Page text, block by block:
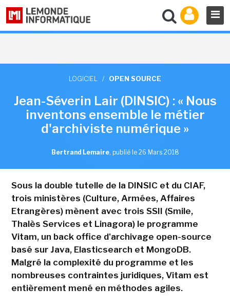
LOGICIEL / OPEN SOURCE
Jean-Séverin Lair (DINSIC) : « Nous
inventons ensemble le métier
d'archiviste numérique »
Bertrand Lemaire, publié le 26 Mars 2018
Sous la double tutelle de la DINSIC et du CIAF,
trois ministères (Culture, Armées, Affaires
Etrangères) mènent avec trois SSII (Smile,
Thalès Services et Linagora) le programme
Vitam, un back office d'archivage open-source
basé sur Java, Elasticsearch et MongoDB.
Malgré la complexité du programme et les
nombreuses contraintes juridiques, Vitam est
entièrement mené en méthodes agiles.